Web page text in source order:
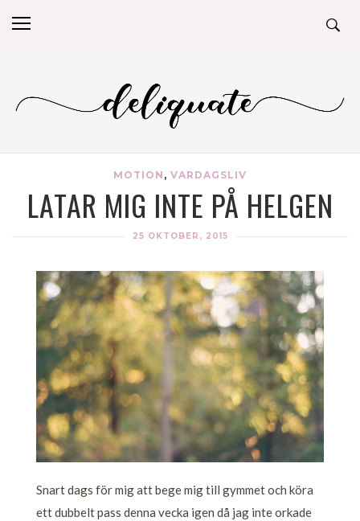
MOTION , VARDAGSLIV
LATAR MIG INTE PÅ HELGEN
25 OKTOBER, 2015
Snart dags för mig att bege mig till gymmet och köra
ett dubbelt pass denna vecka igen då jag inte orkade